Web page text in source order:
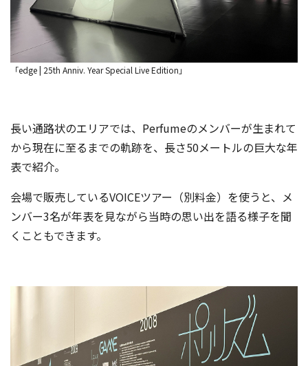
「edge | 25th Anniv. Year Special Live Edition」
長い通路状のエリアでは、Perfumeのメンバーが生まれて
から現在に至るまでの軌跡を、長さ50メートルの巨大な年
表で紹介。
会場で販売しているVOICEツアー（別料金）を使うと、メ
ンバー3名が年表を見ながら当時の思い出を語る様子を聞
くこともできます。